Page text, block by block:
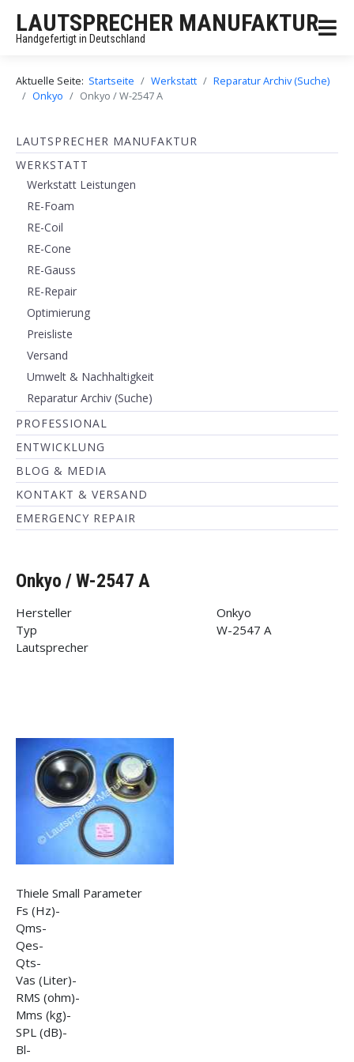
LAUTSPRECHER MANUFAKTUR
Handgefertigt in Deutschland
Aktuelle Seite: Startseite Werkstatt
Reparatur Archiv (Suche)
Onkyo
Onkyo / W-2547 A
LAUTSPRECHER MANUFAKTUR
WERKSTATT
Werkstatt Leistungen
RE-Foam
RE-Coil
RE-Cone
RE-Gauss
RE-Repair
Optimierung
Preisliste
Versand
Umwelt & Nachhaltigkeit
Reparatur Archiv (Suche)
PROFESSIONAL
ENTWICKLUNG
BLOG & MEDIA
KONTAKT & VERSAND
EMERGENCY REPAIR
Onkyo / W-2547 A
Hersteller
Onkyo
Typ
W-2547 A
Lautsprecher
Thiele Small Parameter
Fs (Hz)-
Qms-
Qes-
Qts-
Vas (Liter)-
RMS (ohm)-
Mms (kg)-
SPL (dB)-
Bl-